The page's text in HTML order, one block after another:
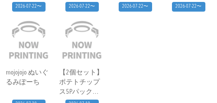
きぬいぐるみ
2026-07-22〜 2026-07-22〜 2026-07-22〜 2026-07-22〜
mojojojo ぬいぐ
るみぽーち
【2個セット】
ポテトチップ
ス5Pパック（1
40g）※賞味期